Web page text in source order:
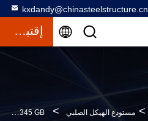
kxdandy@chinasteelstructure.cn
إقتباس
> مستودع الهيكل الصلبي > Q345 GB المعيار الهيكل الصلب المجهز مخزن طلاء